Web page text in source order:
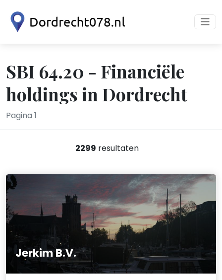
SBI 64.20 - Financiële
holdings in Dordrecht
Pagina 1
2299 resultaten
Jerkim B.V.